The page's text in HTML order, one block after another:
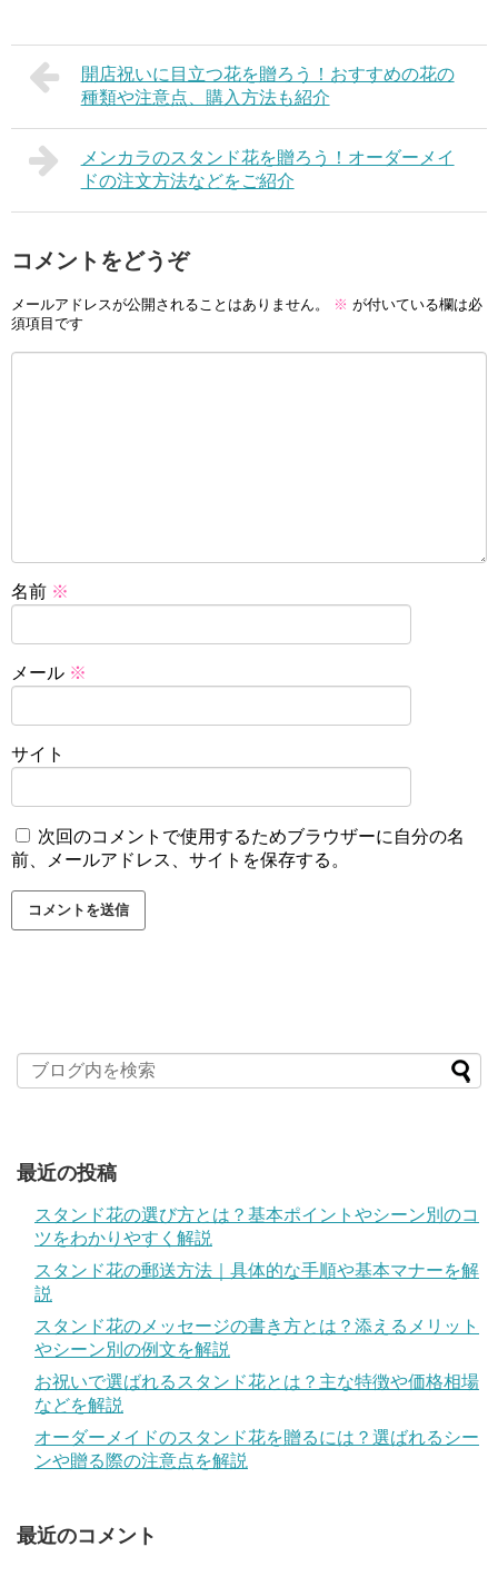
開店祝いに目立つ花を贈ろう！おすすめの花の
種類や注意点、購入方法も紹介
メンカラのスタンド花を贈ろう！オーダーメイ
ドの注文方法などをご紹介
コメントをどうぞ
メールアドレスが公開されることはありません。 ※ が付いている欄は必
須項目です
名前 ※
メール ※
サイト
次回のコメントで使用するためブラウザーに自分の名
前、メールアドレス、サイトを保存する。
最近の投稿
スタンド花の選び方とは？基本ポイントやシーン別のコ
ツをわかりやすく解説
スタンド花の郵送方法｜具体的な手順や基本マナーを解
説
スタンド花のメッセージの書き方とは？添えるメリット
やシーン別の例文を解説
お祝いで選ばれるスタンド花とは？主な特徴や価格相場
などを解説
オーダーメイドのスタンド花を贈るには？選ばれるシー
ンや贈る際の注意点を解説
最近のコメント